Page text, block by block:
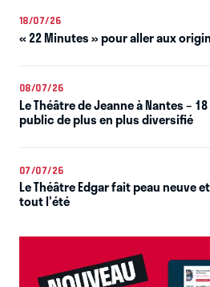
18/07/26
« 22 Minutes » pour aller aux
08/07/26
Le Théâtre de Jeanne à Nantes –
public de plus en plus diversifié
07/07/26
Le Théâtre Edgar fait peau neuve
tout l'été